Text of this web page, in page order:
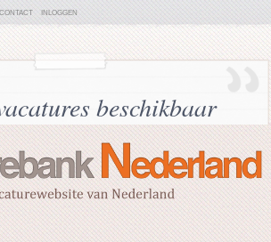
CONTACT INLOGGEN
beschikbaar